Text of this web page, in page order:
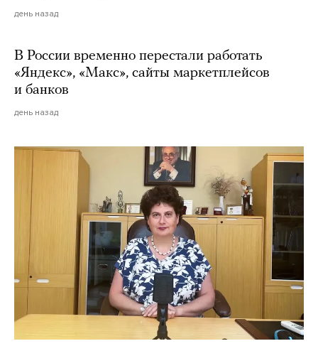
день назад
В России временно перестали работать
«Яндекс», «Макс», сайты маркетплейсов
и банков
день назад